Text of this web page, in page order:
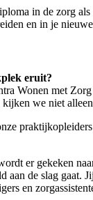
in de zorg
en in je
eruit?
Wonen met
we niet
er gekeken
aan de slag gaat.
en